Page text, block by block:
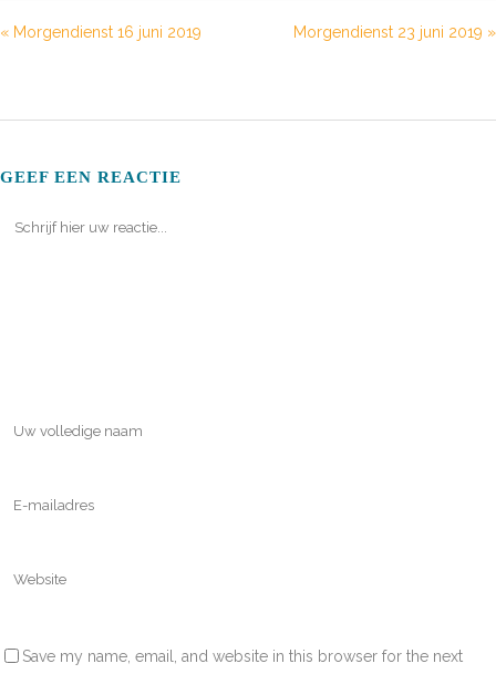
« Morgendienst 16 juni 2019 Morgendienst 23 juni 2019 »
GEEF EEN REACTIE
Save my name, email, and website in this browser for the next